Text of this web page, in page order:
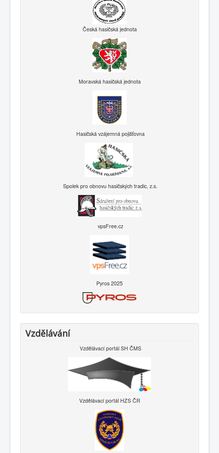
Česká hasičská jednota
Moravská hasičská jednota
Hasičská vzájemná pojišťovna
Spolek pro obnovu hasičských tradic, z.s.
vpsFree.cz
Pyros 2025
Vzdělávání
Vzdělávací portál SH ČMS
Vzdělávací portál HZS ČR